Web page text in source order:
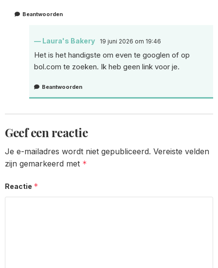
Beantwoorden
Laura's Bakery 19 juni 2026 om 19:46
Het is het handigste om even te googlen of op
bol.com te zoeken. Ik heb geen link voor je.
Beantwoorden
Geef een reactie
Je e-mailadres wordt niet gepubliceerd. Vereiste velden
zijn gemarkeerd met *
Reactie *